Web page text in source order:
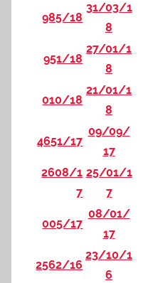
985/18
31/03/1
8
951/18
27/01/1
8
010/18
21/01/1
8
4651/17
09/09/
17
2608/1
7
25/01/1
7
005/17
08/01/
17
2562/16
23/10/1
6